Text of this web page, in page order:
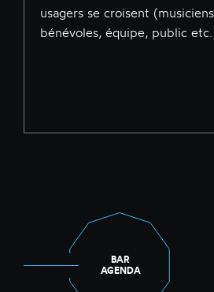
usagers se croisent
bénévoles, équipe, public
BAR
AGENDA